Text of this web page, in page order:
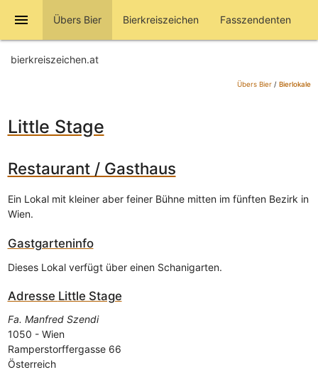
menu Übers Bier Bierkreiszeichen Fasszendenten
bierkreiszeichen.at
Übers Bier/ Bierlokale
Little Stage
Restaurant / Gasthaus
Ein Lokal mit kleiner aber feiner Bühne mitten im fünften Bezirk in
Wien.
Gastgarteninfo
Dieses Lokal verfügt über einen Schanigarten.
Adresse Little Stage
Fa. Manfred Szendi
1050 - Wien
Ramperstorffergasse 66
Österreich